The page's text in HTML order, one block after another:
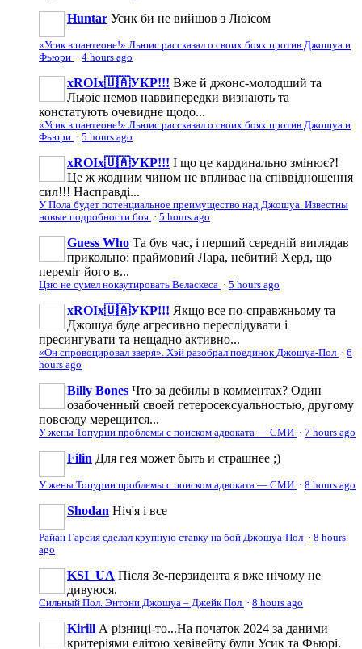
Huntar Усик би не вийшов з Люїсом
«Усик в пантеоне!» Льюис рассказал о своих боях против Джошуа и
Фьюри · 4 hours ago
xROIx🇺🇦УКР!!! Вже й джонс-молодший та
Льюіс немов наввипередки визнають та
констатують очевидне щодо...
«Усик в пантеоне!» Льюис рассказал о своих боях против Джошуа и
Фьюри · 5 hours ago
xROIx🇺🇦УКР!!! І що це кардинально змінює?!
Це ж жодним чином не впливає на співвідношення
сил!!! Насправді...
У Пола будет потенциальное преимущество над Джошуа. Известны
новые подробности боя · 5 hours ago
Guess Who Та був час, і перший середній виглядав
прикольно: праймовий Лара, небитий Херд, що
переміг його в...
Цзю не сумел нокаутировать Веласкеса · 5 hours ago
xROIx🇺🇦УКР!!! Якщо все по-справжньому та
Джошуа буде агресивно переслідувати і
пресингувати та нещадно активно...
«Он спровоцировал зверя». Хэй разобрал поединок Джошуа-Пол · 6
hours ago
Billy Bones Что за дебилы в комментах? Один
озабоченный своей гетеросексуальностью, другому
повсюду мерещится...
У жены Топурии проблемы с поиском адвоката — СМИ · 7 hours ago
Filin Для гея может быть и страшнее ;)
У жены Топурии проблемы с поиском адвоката — СМИ · 8 hours ago
Shodan Ніч'я і все
Райан Гарсия сделал крупную ставку на бой Джошуа-Пол · 8 hours
ago
KSI_UA Після Зе-перзидента я вже нічому не
дивуюся.
Сильный Пол. Энтони Джошуа – Джейк Пол · 8 hours ago
Kirill А різниці-то...На початок 2024 за даними
критеріями елітою хевівейту були Усик та Фьюрі.